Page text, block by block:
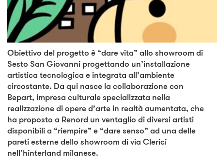
Obiettivo del progetto è “dare vita” allo showroom di
Sesto San Giovanni progettando un’installazione
artistica tecnologica e integrata all’ambiente
circostante. Da qui nasce la collaborazione con
Bepart, impresa culturale specializzata nella
realizzazione di opere d’arte in realtà aumentata, che
ha proposto a Renord un ventaglio di diversi artisti
disponibili a “riempire” e “dare senso” ad una delle
pareti esterne dello showroom di via Clerici
nell’hinterland milanese.